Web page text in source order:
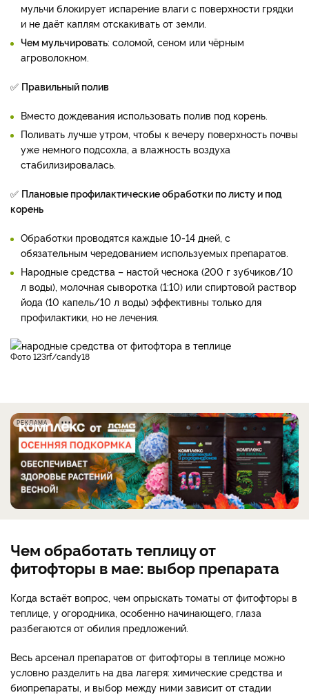
мульчи блокирует испарение влаги с поверхности грядки
и не даёт каплям отскакивать от земли.
Чем мульчировать: соломой, сеном или чёрным
агроволокном.
✅ Правильный полив
Вместо дождевания использовать полив под корень.
Поливать лучше утром, чтобы к вечеру поверхность почвы
уже немного подсохла, а влажность воздуха
стабилизировалась.
✅ Плановые профилактические обработки по листу и под
корень
Обработки проводятся каждые 10-14 дней, с
обязательным чередованием используемых препаратов.
Народные средства – настой чеснока (200 г зубчиков/10
л воды), молочная сыворотка (1:10) или спиртовой раствор
йода (10 капель/10 л воды) эффективны только для
профилактики, но не лечения.
фото 123rf/candy18
РЕКЛАМА
Чем обработать теплицу от
фитофторы в мае: выбор препарата
Когда встаёт вопрос, чем опрыскать томаты от фитофторы в
теплице, у огородника, особенно начинающего, глаза
разбегаются от обилия предложений.
Весь арсенал препаратов от фитофторы в теплице можно
условно разделить на два лагеря: химические средства и
биопрепараты, и выбор между ними зависит от стадии